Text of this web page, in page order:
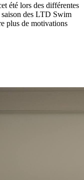
été lors des différentes
des LTD Swim
plus de motivations